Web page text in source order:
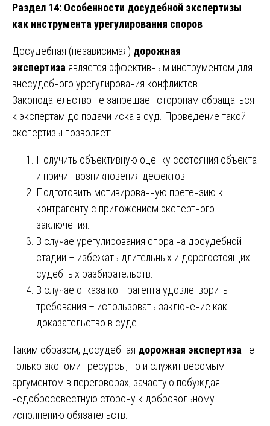
Раздел 14: Особенности досудебной экспертизы
как инструмента урегулирования споров
Досудебная (независимая) дорожная
экспертиза является эффективным инструментом для
внесудебного урегулирования конфликтов.
Законодательство не запрещает сторонам обращаться
к экспертам до подачи иска в суд. Проведение такой
экспертизы позволяет:
Получить объективную оценку состояния объекта
и причин возникновения дефектов.
Подготовить мотивированную претензию к
контрагенту с приложением экспертного
заключения.
В случае урегулирования спора на досудебной
стадии – избежать длительных и дорогостоящих
судебных разбирательств.
В случае отказа контрагента удовлетворить
требования – использовать заключение как
доказательство в суде.
Таким образом, досудебная дорожная экспертиза не
только экономит ресурсы, но и служит весомым
аргументом в переговорах, зачастую побуждая
недобросовестную сторону к добровольному
исполнению обязательств.